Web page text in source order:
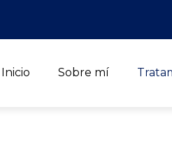
Inicio Sobre mí